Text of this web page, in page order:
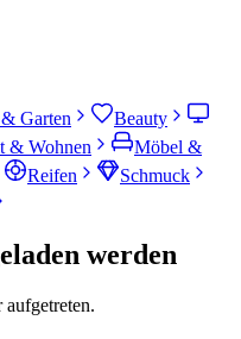
Garten
Beauty
& Wohnen
Möbel &
Reifen
Schmuck
werden